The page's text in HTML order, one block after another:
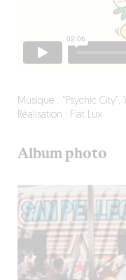
Musique : “Psychic City”,
Réalisation : Fiat Lux
Album photo